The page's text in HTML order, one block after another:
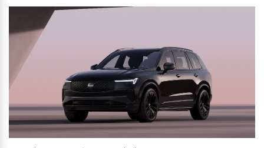
Volvo Selekt
Gebrauchtwagen
Die Neuwagenalternative
Mehr erfahren
Entdecken Sie unsere
saisonalen Angebote.
Mehr erfahren